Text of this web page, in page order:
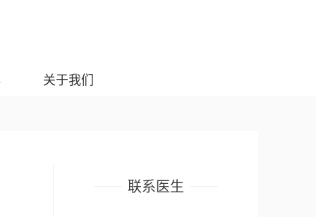
关于我们
联系医生